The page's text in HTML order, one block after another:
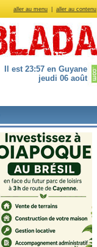
aller au menu aller au contenu
Il est 23:57 en Guyane
jeudi 06 août